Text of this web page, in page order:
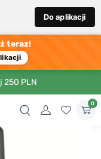
Do aplikacji
teraz!
250 PLN
0